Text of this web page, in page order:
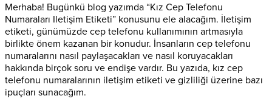
Merhaba! Bugünkü blog yazımda “Kız Cep Telefonu
Numaraları Iletişim Etiketi” konusunu ele alacağım. İletişim
etiketi, günümüzde cep telefonu kullanımının artmasıyla
birlikte önem kazanan bir konudur. İnsanların cep telefonu
numaralarını nasıl paylaşacakları ve nasıl koruyacakları
hakkında birçok soru ve endişe vardır. Bu yazıda, kız cep
telefonu numaralarının iletişim etiketi ve gizliliği üzerine bazı
ipuçları sunacağım.